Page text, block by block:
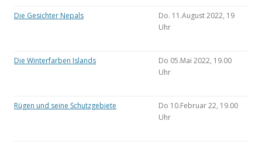
Die Gesichter Nepals
Do. 11.August 2022, 19
Uhr
Die Winterfarben Islands
Do 05.Mai 2022, 19.00
Uhr
Rügen und seine Schutzgebiete
Do 10.Februar 22, 19.00
Uhr